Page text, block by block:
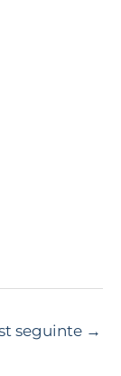
seguinte →